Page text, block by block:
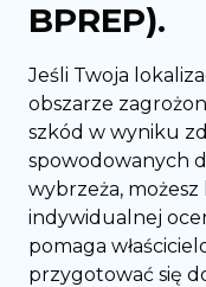
BPREP).
Jeśli Twoja
obszarze
szkód w wyniku
spowodowanych
wybrzeża,
indywidualnej
pomaga
przygotować się